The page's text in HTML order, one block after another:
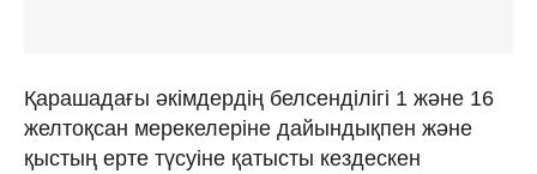
Қарашадағы әкімдердің белсенділігі 1 және 16
желтоқсан мерекелеріне дайындықпен және
қыстың ерте түсуіне қатысты кездескен